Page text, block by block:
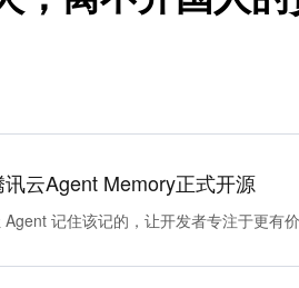
讯云Agent Memory正式开源
Agent 记住该记的，让开发者专注于更有